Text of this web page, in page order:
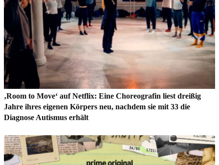
‚Room to Move‘ auf Netflix: Eine Choreografin liest dreißig
Jahre ihres eigenen Körpers neu, nachdem sie mit 33 die
Diagnose Autismus erhält